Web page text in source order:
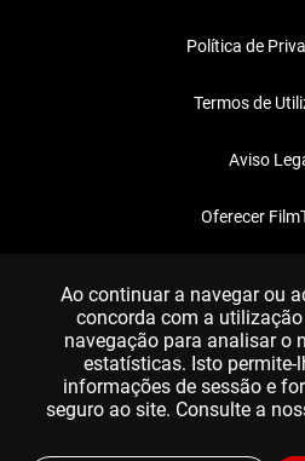
Política de
Termos de
Aviso
Oferecer
Ao continuar a navegar ou
concorda com a
navegação para analisar o
estatísticas. Isto permite-
informações de sessão e
seguro ao site. Consulte a